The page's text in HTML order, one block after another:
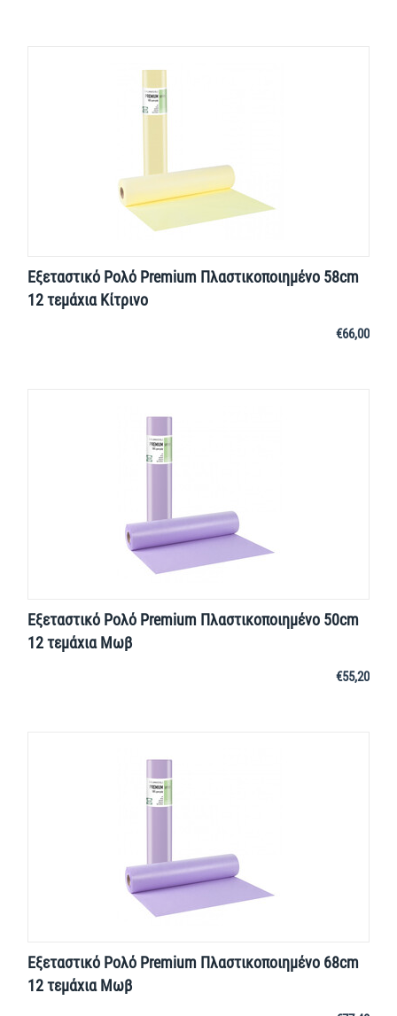
Εξεταστικό Ρολό Premium Πλαστικοποιημένο 58cm
12 τεμάχια Κίτρινο
€66,00
Εξεταστικό Ρολό Premium Πλαστικοποιημένο 50cm
12 τεμάχια Μωβ
€55,20
Εξεταστικό Ρολό Premium Πλαστικοποιημένο 68cm
12 τεμάχια Μωβ